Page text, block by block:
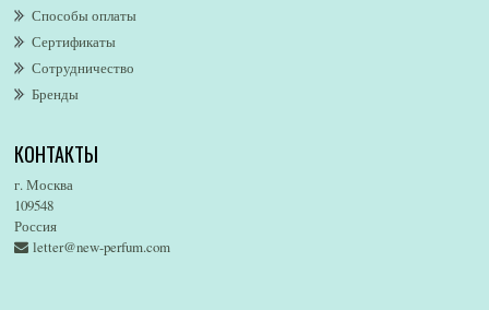
Altaia
Alvarez Gomez
Alviero Martini
Alyson Oldoini
American Eagle
Amore Segreto
Amorino
Amouage
Способы оплаты
Сертификаты
Сотрудничество
Бренды
КОНТАКТЫ
г. Москва
109548
Россия
letter@new-perfum.com